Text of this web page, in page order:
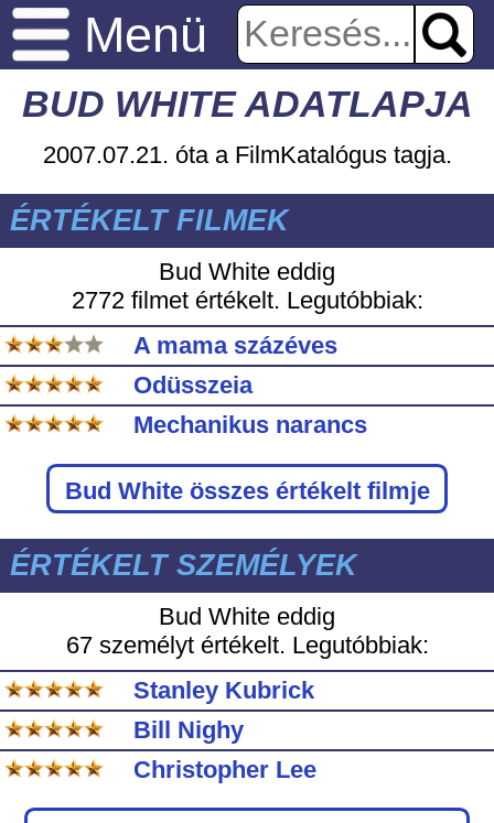
Menü
BUD WHITE ADATLAPJA
2007.07.21. óta a FilmKatalógus tagja.
ÉRTÉKELT FILMEK
Bud White eddig
2772 filmet értékelt. Legutóbbiak:
A mama százéves
Odüsszeia
Mechanikus narancs
Bud White összes értékelt filmje
ÉRTÉKELT SZEMÉLYEK
Bud White eddig
67 személyt értékelt. Legutóbbiak:
Stanley Kubrick
Bill Nighy
Christopher Lee